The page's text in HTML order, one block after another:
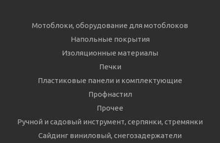
Мотоблоки, оборудование для мотоблоков
Напольные покрытия
Изоляционные материалы
Печки
Пластиковые панели и комплектующие
Профнастил
Прочее
Ручной и садовый инструмент, серпянки, стремянки
Сайдинг виниловый, снегозадержатели